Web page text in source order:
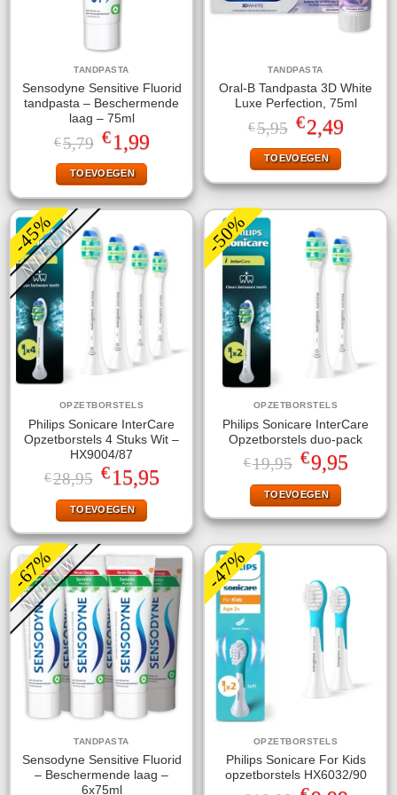
TANDPASTA
Sensodyne Sensitive Fluorid
tandpasta – Beschermende
laag – 75ml
€5,79 Oorspronkelijke
prijs
was:
€5,79.
€1,99Huidige
prijs
is:
€1,99.
TOEVOEGEN
TANDPASTA
Oral-B Tandpasta 3D White
Luxe Perfection, 75ml
€5,95 Oorspronkelijke
prijs
was:
€5,95.
€2,49Huidige
prijs
is:
€2,49.
TOEVOEGEN
-45%
NIEUW
OPZETBORSTELS
Philips Sonicare InterCare
Opzetborstels 4 Stuks Wit –
HX9004/87
€28,95 Oorspronkelijke
prijs
was:
€28,95.
€15,95Huidige
prijs
TOEVOEGEN
-50%
OPZETBORSTELS
Philips Sonicare InterCare
Opzetborstels duo-pack
€19,95 Oorspronkelijke
prijs
was:
€19,95.
€9,95Huidige
prijs
TOEVOEGEN
-67%
NIEUW
TANDPASTA
Sensodyne Sensitive Fluorid
– Beschermende laag –
6x75ml
-47%
OPZETBORSTELS
Philips Sonicare For Kids
opzetborstels HX6032/90